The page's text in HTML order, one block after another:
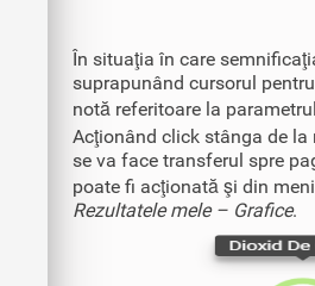
În situaţia în care
suprapunând cursorul
notă referitoare la
Acţionând click stânga de
se va face transferul spre
poate fi acţionată şi din
Rezultatele mele – Grafice.